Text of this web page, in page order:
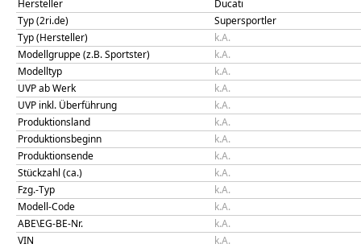
Hersteller
Ducati
Typ (2ri.de)
Supersportler
Typ (Hersteller)
k.A.
Modellgruppe (z.B. Sportster)
k.A.
Modelltyp
k.A.
UVP ab Werk
k.A.
UVP inkl. Überführung
k.A.
Produktionsland
k.A.
Produktionsbeginn
k.A.
Produktionsende
k.A.
Stückzahl (ca.)
k.A.
Fzg.-Typ
k.A.
Modell-Code
k.A.
ABE\EG-BE-Nr.
k.A.
VIN
k.A.